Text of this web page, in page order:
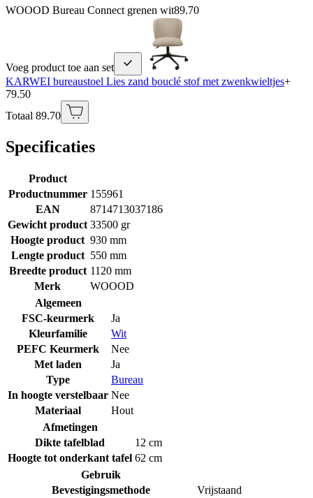
WOOOD Bureau Connect grenen wit89.70
Voeg product toe aan set
KARWEI bureaustoel Lies zand bouclé stof met zwenkwieltjes+
79.50
Totaal 89.70
Specificaties
Product
Productnummer 155961
EAN
8714713037186
Gewicht product 33500 gr
Hoogte product 930 mm
Lengte product 550 mm
Breedte product 1120 mm
Merk
WOOOD
Algemeen
FSC-keurmerk
Ja
Kleurfamilie
Wit
PEFC Keurmerk
Nee
Met laden
Ja
Type
Bureau
In hoogte verstelbaar Nee
Materiaal
Hout
Afmetingen
Dikte tafelblad
12 cm
Hoogte tot onderkant tafel 62 cm
Gebruik
Bevestigingsmethode
Vrijstaand